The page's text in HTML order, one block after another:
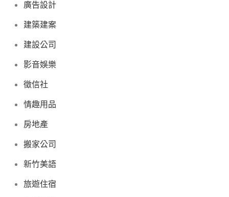
廣告設計
建築建案
建設公司
影音娛樂
徵信社
情趣用品
房地產
搬家公司
新竹美語
旅遊住宿